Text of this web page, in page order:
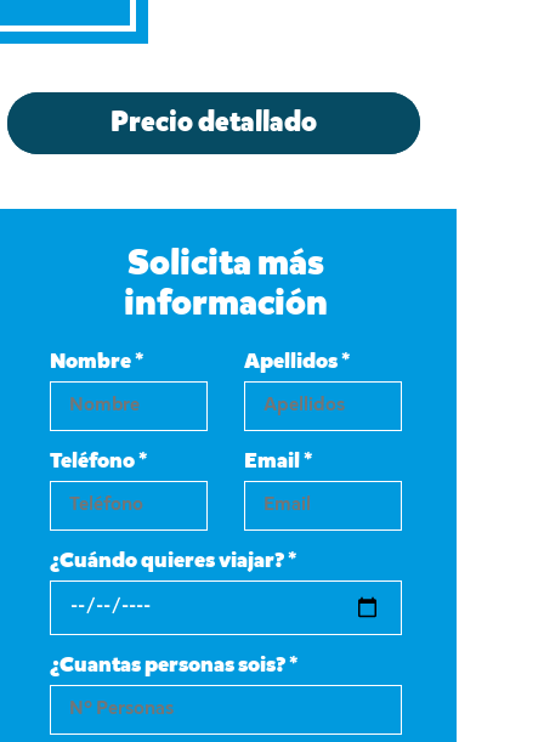
Precio detallado
Solicita más
información
Nombre * Apellidos *
Teléfono * Email *
¿Cuándo quieres viajar? *
¿Cuantas personas sois? *